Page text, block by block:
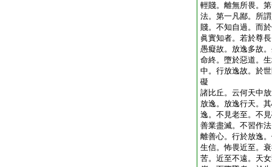
輕賤。離無所畏。
法。第一凡鄙。所
賤。不知自過。而
眞實知者。若於尊
愚癡故。放逸多故
命終。墮於惡道。
中。行放逸故。於
礙
諸比丘。云何天中
放逸。放逸行天。
逸。不見老至。不
善業盡滅。不習作
離善心。行於放逸
生信。怖畏近至。
苦。近至不遠。天